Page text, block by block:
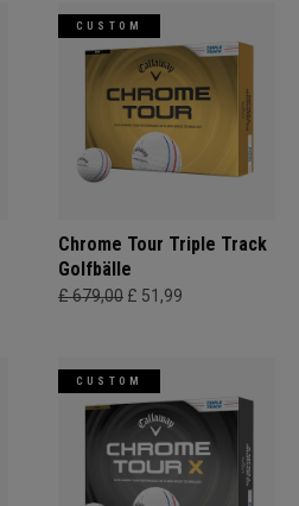
CUSTOM
Chrome Tour Triple Track
Golfbälle
£ 679,00 £ 51,99
CUSTOM